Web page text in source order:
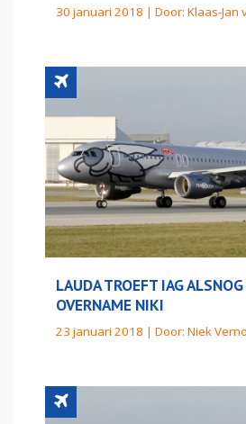
30 januari 2018 | Door: Klaas-Jan
LAUDA TROEFT IAG ALSNOG
OVERNAME NIKI
23 januari 2018 | Door: Niek